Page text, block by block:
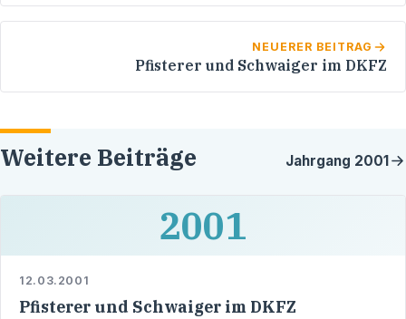
NEUERER BEITRAG
Pfisterer und Schwaiger im DKFZ
Weitere Beiträge Jahrgang 2001
2001
12.03.2001
Pfisterer und Schwaiger im DKFZ